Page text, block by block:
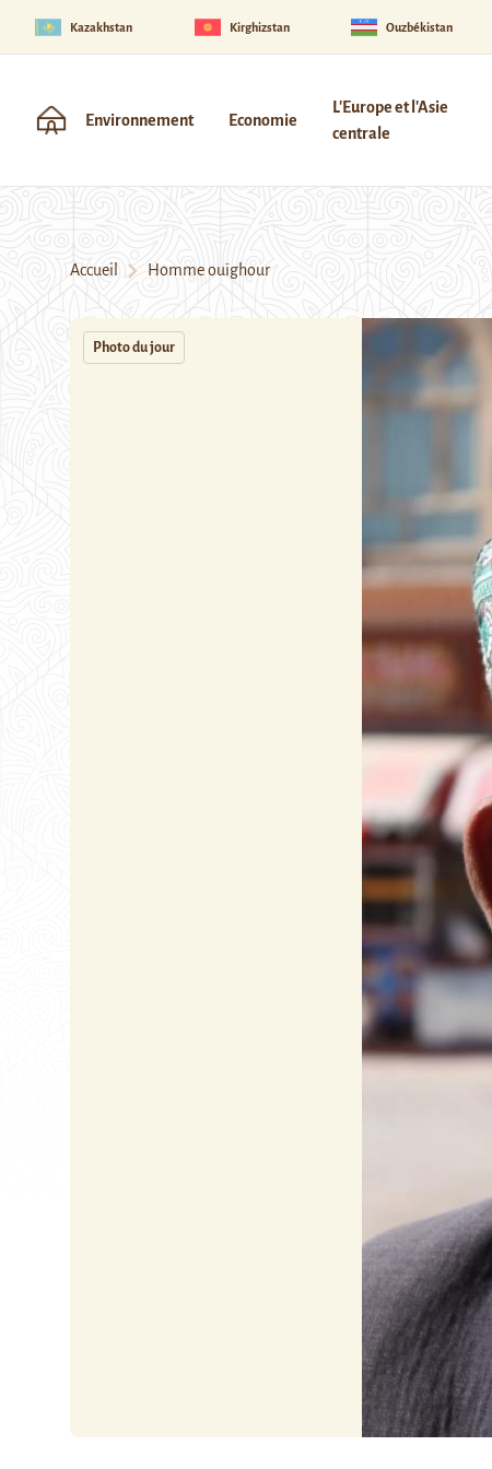
Kazakhstan Kirghizstan Ouzbékistan
Environnement Economie
L'Europe et l'Asie
centrale
Accueil Homme ouïghour
Photo du jour